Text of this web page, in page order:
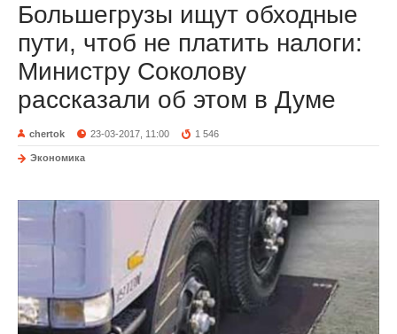
Большегрузы ищут обходные
пути, чтоб не платить налоги:
Министру Соколову
рассказали об этом в Думе
chertok 23-03-2017, 11:00 1 546
Экономика